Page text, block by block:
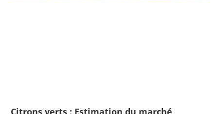
Citrons verts : Estimation du marché